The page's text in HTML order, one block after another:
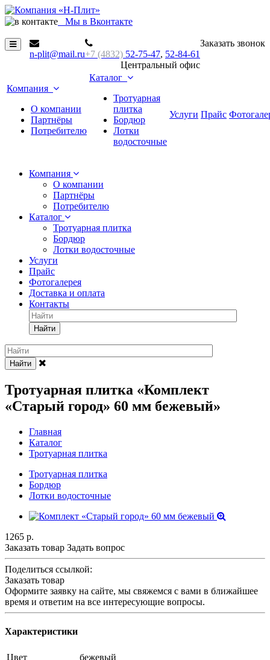
Мы в Вконтакте
Заказать звонок
+7 (4832) 52-75-47, 52-84-61
Центральный офис
n-plit@mail.ru
Компания
О компании
Партнёры
Потребителю
Каталог
Тротуарная
плитка
Бордюр
Лотки
водосточные
Услуги Прайс
Компания
О компании
Партнёры
Потребителю
Каталог
Тротуарная плитка
Бордюр
Лотки водосточные
Услуги
Прайс
Фотогалерея
Доставка и оплата
Контакты
Найти
Найти
Тротуарная плитка «Комплект
«Старый город» 60 мм бежевый»
Главная
Каталог
Тротуарная плитка
Тротуарная плитка
Бордюр
Лотки водосточные
1265 р.
Заказать товар Задать вопрос
Поделиться ссылкой:
Заказать товар
Оформите заявку на сайте, мы свяжемся с вами в ближайшее
время и ответим на все интересующие вопросы.
Характеристики
Цвет
бежевый